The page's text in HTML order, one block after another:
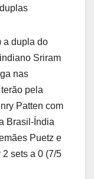
a dupla do
Sriram
nas
pela
Patten com
Brasil-Índia
Puetz e
sets a 0 (7/5